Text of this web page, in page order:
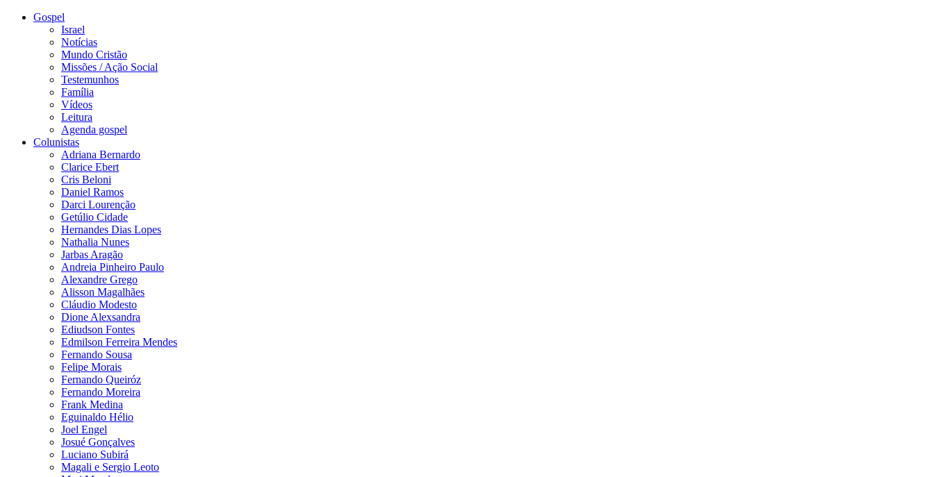
Gospel
Israel
Notícias
Mundo Cristão
Missões / Ação Social
Testemunhos
Família
Vídeos
Leitura
Agenda gospel
Colunistas
Adriana Bernardo
Clarice Ebert
Cris Beloni
Daniel Ramos
Darci Lourenção
Getúlio Cidade
Hernandes Dias Lopes
Nathalia Nunes
Jarbas Aragão
Andreia Pinheiro Paulo
Alexandre Grego
Alisson Magalhães
Cláudio Modesto
Dione Alexsandra
Ediudson Fontes
Edmilson Ferreira Mendes
Fernando Sousa
Felipe Morais
Fernando Queiróz
Fernando Moreira
Frank Medina
Eguinaldo Hélio
Joel Engel
Josué Gonçalves
Luciano Subirá
Magali e Sergio Leoto